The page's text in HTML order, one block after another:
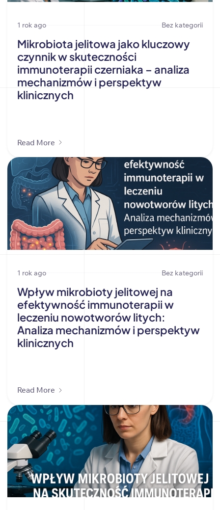
1 rok ago Bez kategorii
Mikrobiota jelitowa jako kluczowy
czynnik w skuteczności
immunoterapii czerniaka – analiza
mechanizmów i perspektyw
klinicznych
Read More
1 rok ago Bez kategorii
Wpływ mikrobioty jelitowej na
efektywność immunoterapii w
leczeniu nowotworów litych:
Analiza mechanizmów i perspektyw
klinicznych
Read More